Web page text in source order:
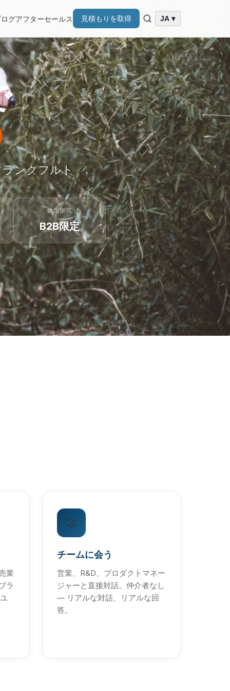
グアフターセールス 見積もりを取得 JA ▾
ンクフルト
参加形式
B2B限定
業
ラ
🤝
チームに会う
営業、R&D、プロダクトマネー
ジャーと直接対話。仲介者なし
— リアルな対話、リアルな回
答。